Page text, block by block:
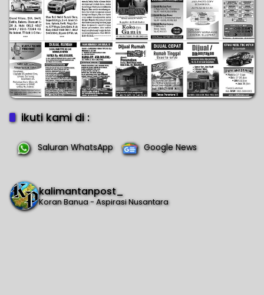
ikuti kami di :
Saluran WhatsApp Google News
kalimantanpost_
Koran Banua - Aspirasi Nusantara